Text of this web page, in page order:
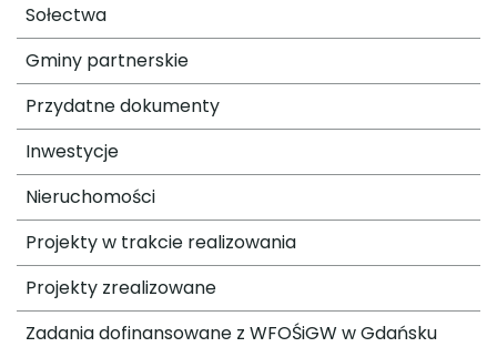
Sołectwa
Gminy partnerskie
Przydatne dokumenty
Inwestycje
Nieruchomości
Projekty w trakcie realizowania
Projekty zrealizowane
Zadania dofinansowane z WFOŚiGW w Gdańsku